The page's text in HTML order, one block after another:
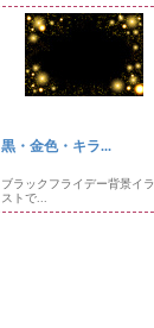
黒・金色・キラ...
ブラックフライデー背景イラ
ストで...